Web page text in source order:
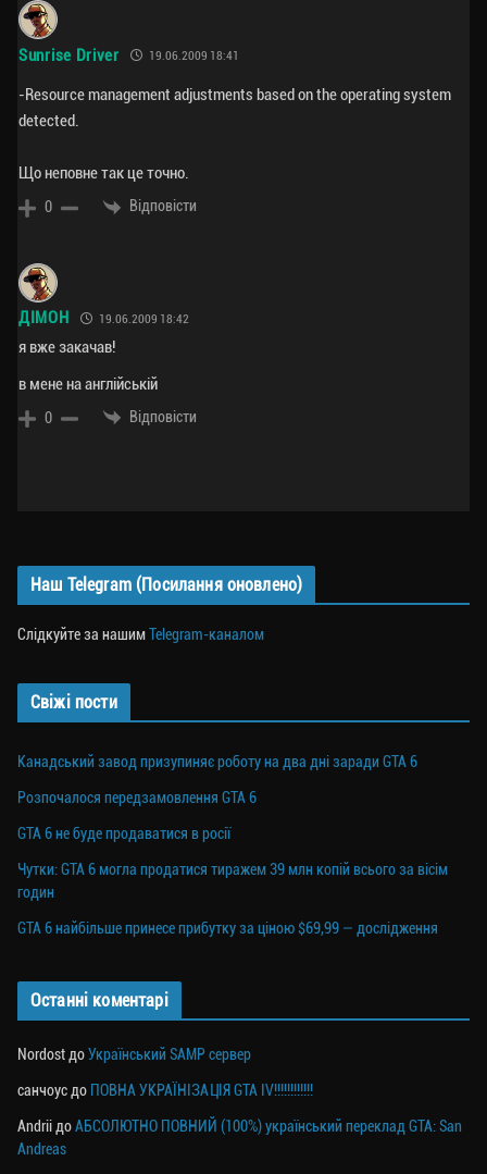
Sunrise Driver 19.06.2009 18:41
-Resource management adjustments based on the operating system
detected.
Що неповне так це точно.
0 Відповісти
ДІМОН 19.06.2009 18:42
я вже закачав!
в мене на англійській
0 Відповісти
Наш Telegram (Посилання оновлено)
Слідкуйте за нашимTelegram-каналом
Свіжі пости
Канадський завод призупиняє роботу на два дні заради GTA 6
Розпочалося передзамовлення GTA 6
GTA 6 не буде продаватися в росії
Чутки: GTA 6 могла продатися тиражем 39 млн копій всього за вісім
годин
GTA 6 найбільше принесе прибутку за ціною $69,99 — дослідження
Останні коментарі
Nordost доУкраїнський SAMP сервер
санчоус до ПОВНА УКРАЇНІЗАЦІЯ GTA IV!!!!!!!!!!!!
Andrii доАБСОЛЮТНО ПОВНИЙ (100%) український переклад GTA: San
Andreas